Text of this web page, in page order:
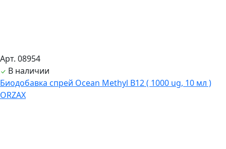
Арт. 08954
В наличии
Биодобавка спрей Ocean Methyl B12 ( 1000 ug, 10 мл )
ORZAX